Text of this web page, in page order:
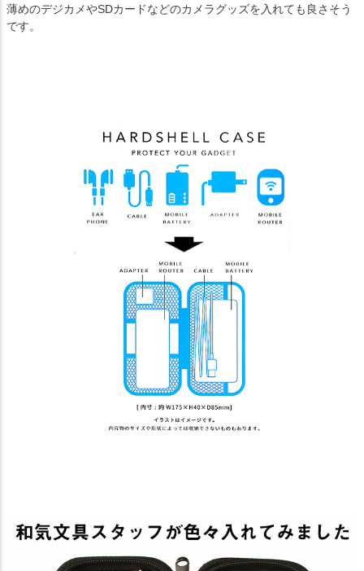
薄めのデジカメやSDカードなどのカメラグッズを入れても良さそう
です。